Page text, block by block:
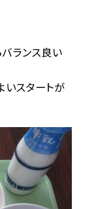
ランス良い
いスタートが